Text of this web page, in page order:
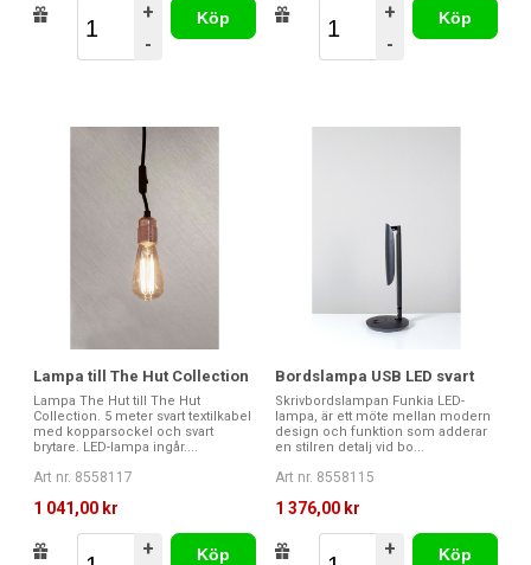
+
-
Köp
+
-
Köp
Lampa till The Hut Collection
Lampa The Hut till The Hut
Collection. 5 meter svart textilkabel
med kopparsockel och svart
brytare. LED-lampa ingår....
Art nr. 8558117
1 041,00 kr
+
Köp
Bordslampa USB LED svart
Skrivbordslampan Funkia LED-
lampa, är ett möte mellan modern
design och funktion som adderar
en stilren detalj vid bo...
Art nr. 8558115
1 376,00 kr
+
Köp